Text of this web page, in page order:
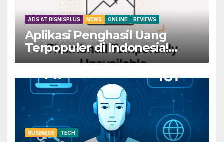
ADS AT BISNISPLUS NEWS ONLINE REVIEWS
Aplikasi Penghasil Uang
Terpopuler di Indonesia!
Dapatkan Rp800 Sekarang
BUSINESS TECH